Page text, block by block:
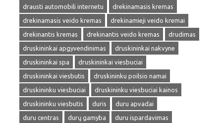
drausti automobili internetu
drekinamasis kremas
drekinamasis veido kremas
drekinamieji veido kremai
drekinantis kremas
drekinantis veido kremas
drudimas
druskininkai apgyvendinimas
druskininkai nakvyne
druskininkai spa
druskininkai viesbuciai
druskininkai viesbutis
druskininku poilsio namai
druskininku viesbuciai
druskininku viesbuciai kainos
druskininku viesbutis
duris
duru apvadai
duru centras
durų gamyba
duru ispardavimas